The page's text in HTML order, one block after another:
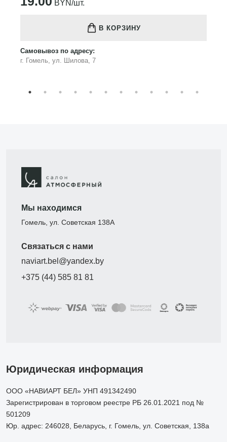
BYN/шт.
В КОРЗИНУ
Самовывоз по адресу:
г. Гомель, ул. Шилова, 7
Мы находимся
Гомель, ул. Советская 138А
Связаться с нами
naviart.bel@yandex.by
+375 (44) 585 81 81
Юридическая информация
ООО «НАВИАРТ БЕЛ» УНП 491342490
Зарегистрирован в торговом реестре РБ 26.01.2021 под №
501209
Юр. адрес: 246028, Беларусь, г. Гомель, ул. Советская, 138а